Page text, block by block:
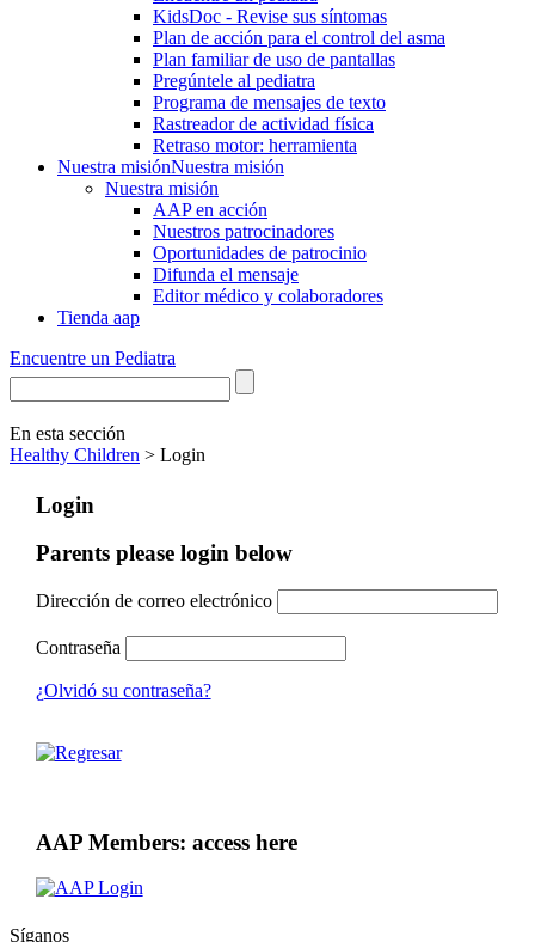
KidsDoc - Revise sus síntomas
Plan de acción para el control del asma
Plan familiar de uso de pantallas
Pregúntele al pediatra
Programa de mensajes de texto
Rastre​​ador de activida​d física
Retraso motor: herramienta
Nuestra misiónNuestra misión
Nuestra misión
AAP en acción
Nuestros patrocinadores
Oportunidades de patrocinio
Difunda el mensaje
Editor médico y colaboradores
Tienda aap
Encuentre un Pediatra
En esta sección
Healthy Children > Login
Login
Parents please login below
Dirección de correo electrónico
Contraseña
¿Olvidó su contraseña?
AAP Members: access here
Síganos